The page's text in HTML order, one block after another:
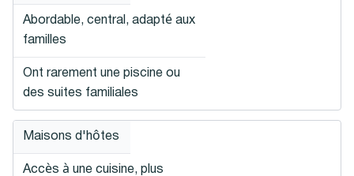
Abordable, central, adapté aux
familles
Ont rarement une piscine ou
des suites familiales
Maisons d'hôtes
Accès à une cuisine, plus